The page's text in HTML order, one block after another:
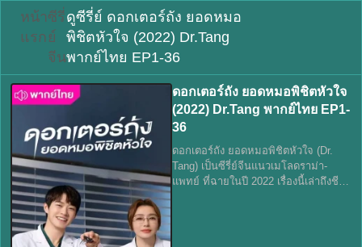
หน้า
แรก
ซีรี่
ย์
จีน
ดูซีรี่ย์ ดอกเตอร์ถัง ยอดหมอ
พิชิตหัวใจ (2022) Dr.Tang
พากย์ไทย EP1-36
ดอกเตอร์ถัง ยอดหมอพิชิตหัวใจ
(2022) Dr.Tang พากย์ไทย EP1-
36
ดอกเตอร์ถัง ยอดหมอพิชิตหัวใจ (Dr.
Tang) เป็นซีรี่ย์จีนแนวเมโลดราม่า-
แพทย์ ที่ฉายในปี 2022 เรื่องนี้เล่าถึงชีวิต